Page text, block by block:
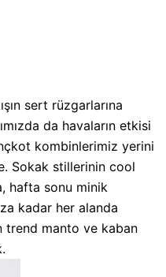
sert rüzgarlarına
da havaların etkisi
kombinlerimiz yerini
Sokak stillerinin cool
hafta sonu minik
kadar her alanda
trend manto ve kaban